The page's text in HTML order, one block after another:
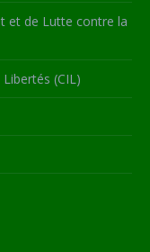
et de Lutte contre la
(CIL)